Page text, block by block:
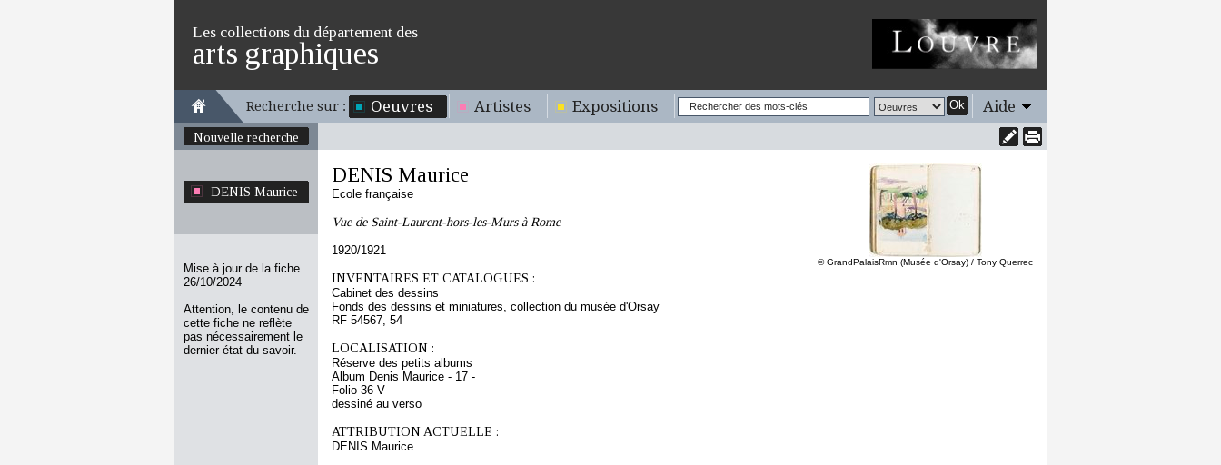
Les collections du département des
arts graphiques
Recherche sur : Oeuvres Artistes Expositions Ok Aide
Nouvelle recherche
DENIS Maurice
Mise à jour de la fiche
26/10/2024
Attention, le contenu de
cette fiche ne reflète
pas nécessairement le
dernier état du savoir.
© GrandPalaisRmn (Musée d'Orsay) / Tony Querrec
DENIS Maurice
Ecole française
Vue de Saint-Laurent-hors-les-Murs à Rome
1920/1921
INVENTAIRES ET CATALOGUES :
Cabinet des dessins
Fonds des dessins et miniatures, collection du musée d'Orsay
RF 54567, 54
LOCALISATION :
Réserve des petits albums
Album Denis Maurice - 17 -
Folio 36 V
dessiné au verso
ATTRIBUTION ACTUELLE :
DENIS Maurice